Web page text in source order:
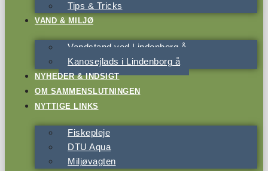
Tips & Tricks
VAND & MILJØ
Vandstand ved Lindenborg å
Kanosejlads i Lindenborg å
NYHEDER & INDSIGT
OM SAMMENSLUTNINGEN
NYTTIGE LINKS
Fiskepleje
DTU Aqua
Miljøvagten